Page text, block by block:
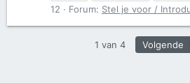
12
Forum: Stel je voor /
1 van 4 Volgende